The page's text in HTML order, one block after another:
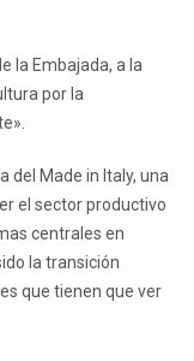
la Embajada, a la
por la
del Made in Italy, una
el sector productivo
centrales en
la transición
que tienen que ver